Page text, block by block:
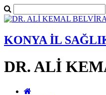
KONYA İL
DR. ALİ